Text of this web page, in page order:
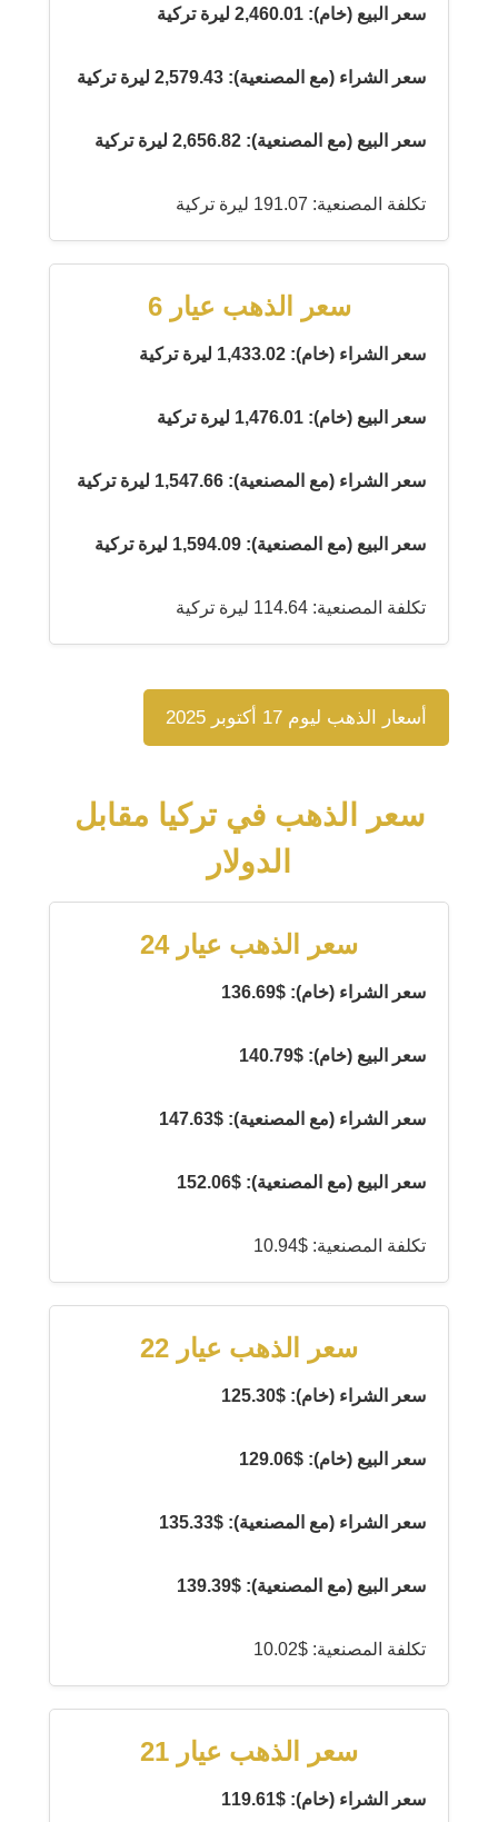
سعر البيع (خام): 2,460.01 ليرة تركية
سعر الشراء (مع المصنعية): 2,579.43 ليرة تركية
سعر البيع (مع المصنعية): 2,656.82 ليرة تركية
تكلفة المصنعية: 191.07 ليرة تركية
سعر الذهب عيار 6
سعر الشراء (خام): 1,433.02 ليرة تركية
سعر البيع (خام): 1,476.01 ليرة تركية
سعر الشراء (مع المصنعية): 1,547.66 ليرة تركية
سعر البيع (مع المصنعية): 1,594.09 ليرة تركية
تكلفة المصنعية: 114.64 ليرة تركية
أسعار الذهب ليوم 17 أكتوبر 2025
سعر الذهب في تركيا مقابل
الدولار
سعر الذهب عيار 24
سعر الشراء (خام): $136.69
سعر البيع (خام): $140.79
سعر الشراء (مع المصنعية): $147.63
سعر البيع (مع المصنعية): $152.06
تكلفة المصنعية: $10.94
سعر الذهب عيار 22
سعر الشراء (خام): $125.30
سعر البيع (خام): $129.06
سعر الشراء (مع المصنعية): $135.33
سعر البيع (مع المصنعية): $139.39
تكلفة المصنعية: $10.02
سعر الذهب عيار 21
سعر الشراء (خام): $119.61